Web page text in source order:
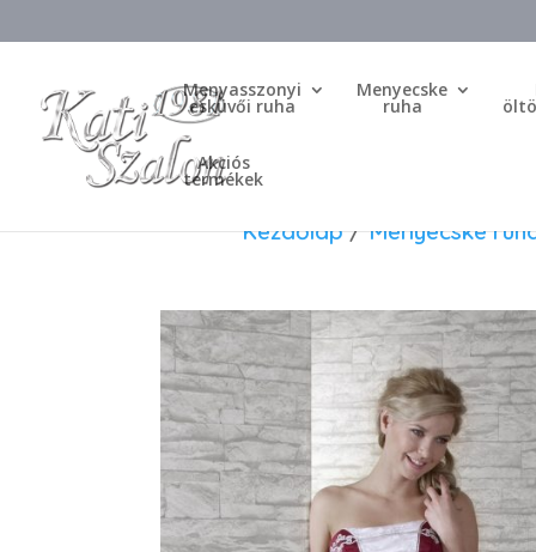
Menyasszonyi
esküvői ruha
Menyecske
ruha
Akciós
termékek
Kezdőlap/Menyecske